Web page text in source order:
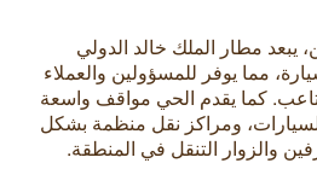
يبعد مطار الملك خالد الدولي
مما يوفر للمسؤولين والعملاء
كما يقدم الحي مواقف واسعة
ومراكز نقل منظمة بشكل
والزوار التنقل في المنطقة.